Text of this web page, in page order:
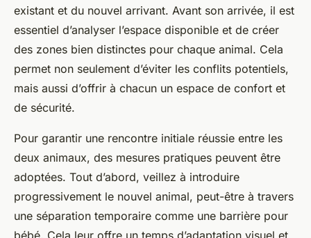
Benjamin • 4 novembre 2024 5 min de lecture
existant et du nouvel arrivant. Avant son arrivée, il est
essentiel d’analyser l’espace disponible et de créer
des zones bien distinctes pour chaque animal. Cela
permet non seulement d’éviter les conflits potentiels,
mais aussi d’offrir à chacun un espace de confort et
de sécurité.
Pour garantir une rencontre initiale réussie entre les
deux animaux, des mesures pratiques peuvent être
adoptées. Tout d’abord, veillez à introduire
progressivement le nouvel animal, peut-être à travers
une séparation temporaire comme une barrière pour